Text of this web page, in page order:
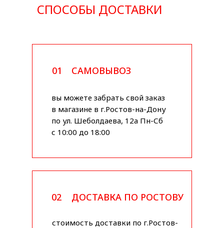
СПОСОБЫ ДОСТАВКИ
САМОВЫВОЗ
01
вы можете забрать свой заказ
в магазине в г.Ростов-на-Дону
по ул. Шеболдаева, 12а Пн-Сб
с 10:00 до 18:00
ДОСТАВКА ПО РОСТОВУ
02
стоимость доставки по г.Ростов-